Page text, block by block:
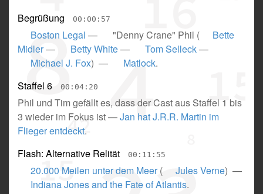
Begrüßung 00:00:57
Boston Legal — "Denny Crane" Phil (
Bette
Midler— Betty White— Tom Selleck—
Michael J. Fox) — Matlock.
Staffel 6
00:04:20
Phil und Tim gefällt es, dass der Cast aus Staffel 1 bis
3 wieder im Fokus ist—Jan hat J.R.R. Martin im
Flieger entdeckt.
Flash: Alternative Relität
00:11:55
20.000 Meilen unter dem Meer ( Jules Verne) —
Indiana Jones and the Fate of Atlantis.